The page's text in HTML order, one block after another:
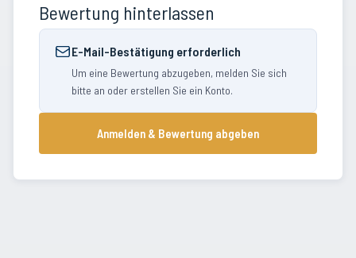
Bewertung hinterlassen
E-Mail-Bestätigung erforderlich
Um eine Bewertung abzugeben, melden Sie sich
bitte an oder erstellen Sie ein Konto.
Anmelden & Bewertung abgeben